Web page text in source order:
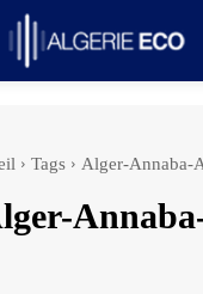
Tags Alger-Annaba-